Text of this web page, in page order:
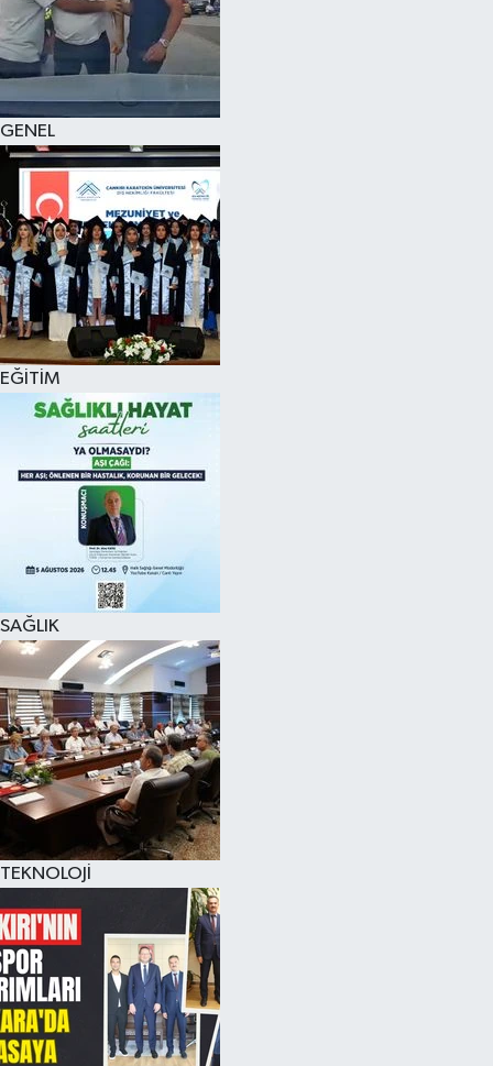
GENEL
EĞİTİM
SAĞLIK
TEKNOLOJİ
KÜLTÜR SANAT
SAĞLIK
SİYASET
SPOR
TEKNOLOJİ
VİZYONDAKİLER
YAŞAM